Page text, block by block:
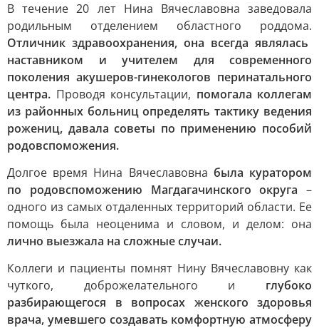
В течение 20 лет Нина Вячеславовна заведовала
родильным отделением областного роддома.
Отличник здравоохранения, она всегда являлась
наставником и учителем для современного
поколения акушеров-гинекологов перинатального
центра. Проводя консультации, помогала коллегам
из районных больниц определять тактику ведения
рожениц, давала советы по применению пособий
родовспоможения.
Долгое время Нина Вячеславовна была куратором
по родовспоможению Магдагачинского округа –
одного из самых отдаленных территорий области. Ее
помощь была неоценима и словом, и делом: она
лично выезжала на сложные случаи.
Коллеги и пациенты помнят Нину Вячеславовну как
чуткого, доброжелательного и глубоко
разбирающегося в вопросах женского здоровья
врача, умевшего создавать комфортную атмосферу